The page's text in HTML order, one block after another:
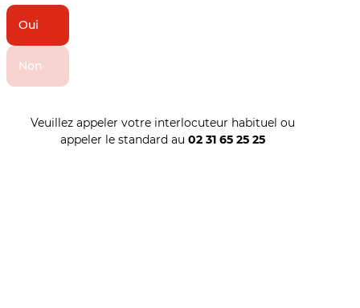
Oui
Non
Veuillez appeler votre interlocuteur habituel ou
appeler le standard au 02 31 65 25 25